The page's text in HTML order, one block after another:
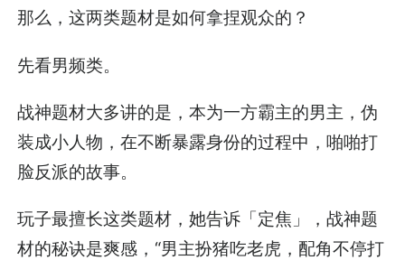
那么，这两类题材是如何拿捏观众的？
先看男频类。
战神题材大多讲的是，本为一方霸主的男主，伪
装成小人物，在不断暴露身份的过程中，啪啪打
脸反派的故事。
玩子最擅长这类题材，她告诉「定焦」，战神题
材的秘诀是爽感，“男主扮猪吃老虎，配角不停打